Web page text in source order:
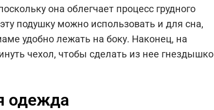
она облегчает процесс грудного
подушку можно использовать и для сна,
удобно лежать на боку. Наконец, на
чехол, чтобы сделать из нее гнездышко
одежда